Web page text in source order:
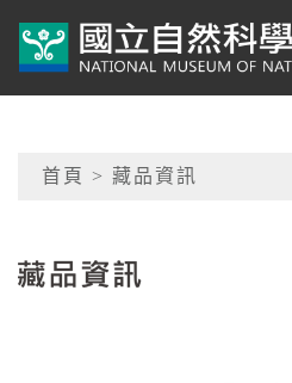
典藏網-國
網頁導覽
首頁 > 藏品資訊